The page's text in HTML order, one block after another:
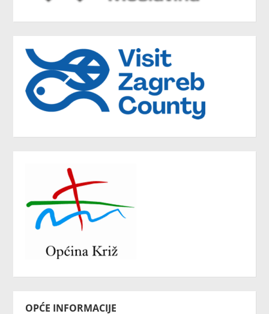
OPĆE INFORMACIJE